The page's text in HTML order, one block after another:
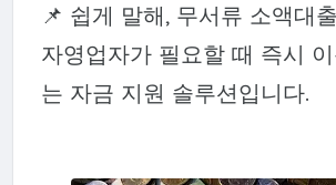
📌 쉽게 말해, 무서류 소액대
자영업자가 필요할 때 즉시
는 자금 지원 솔루션입니다.